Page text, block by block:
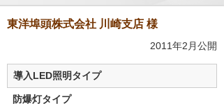
東洋埠頭株式会社 川崎支店 様
2011年2月公開
導入LED照明タイプ
防爆灯タイプ